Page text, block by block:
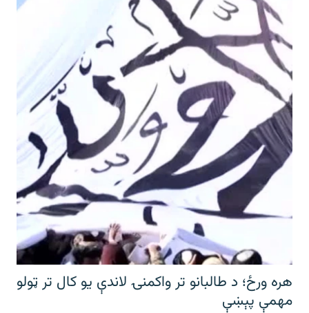
هره ورځ؛ د طالبانو تر واکمنۍ لاندې یو کال تر ټولو
مهمې پېښې